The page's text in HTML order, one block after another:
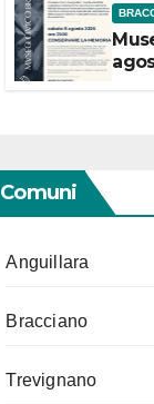
Comuni
Anguillara
Bracciano
Trevignano